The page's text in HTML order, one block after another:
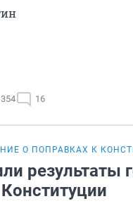
16
О ПОПРАВКАХ К
результаты